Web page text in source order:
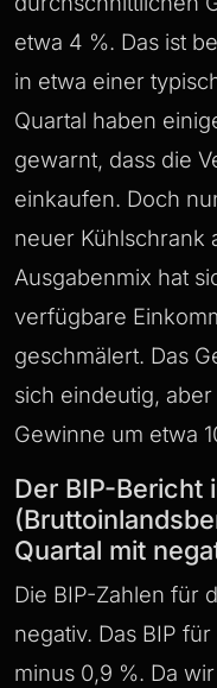
etwa 4 %. Das ist
in etwa einer
Quartal haben
gewarnt, dass die
einkaufen. Doch
neuer Kühlschrank
Ausgabenmix hat
verfügbare
geschmälert. Das
sich eindeutig,
Gewinne um etwa
Der BIP-Bericht
Quartal mit
Die BIP-Zahlen für
negativ. Das BIP
minus 0,9 %. Da